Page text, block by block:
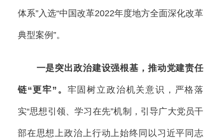
体系”入选“中国改革2022年度地方全面深化改革
典型案例”。
一是突出政治建设强根基，推动党建责任
链“更牢”。 牢固树立政治机关意识，严格落
实“思想引领、学习在先”机制，引导广大党员干
部在思想上政治上行动上始终同以习近平同志